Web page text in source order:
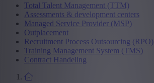
Total Talent Management (TTM)
Assessments & development centers
Managed Service Provider (MSP)
Outplacement
Recruitment Process Outsourcing (RPO)
Training Management System (TMS)
Contract Handeling